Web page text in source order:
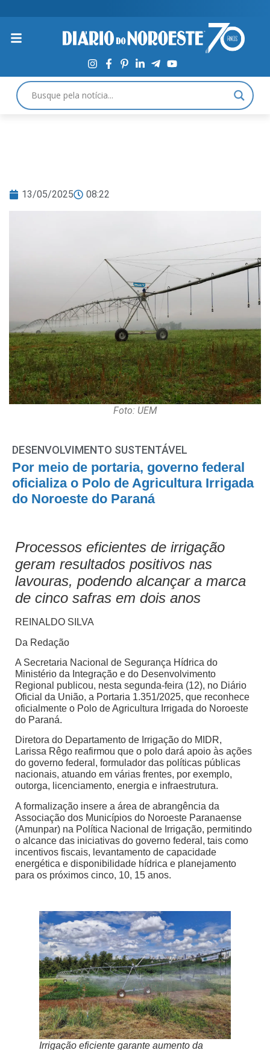
13/05/2025 08:22
Foto: UEM
DESENVOLVIMENTO SUSTENTÁVEL
Por meio de portaria, governo federal
oficializa o Polo de Agricultura Irrigada
do Noroeste do Paraná
Processos eficientes de irrigação
geram resultados positivos nas
lavouras, podendo alcançar a marca
de cinco safras em dois anos
REINALDO SILVA
Da Redação
A Secretaria Nacional de Segurança Hídrica do
Ministério da Integração e do Desenvolvimento
Regional publicou, nesta segunda-feira (12), no Diário
Oficial da União, a Portaria 1.351/2025, que reconhece
oficialmente o Polo de Agricultura Irrigada do Noroeste
do Paraná.
Diretora do Departamento de Irrigação do MIDR,
Larissa Rêgo reafirmou que o polo dará apoio às ações
do governo federal, formulador das políticas públicas
nacionais, atuando em várias frentes, por exemplo,
outorga, licenciamento, energia e infraestrutura.
A formalização insere a área de abrangência da
Associação dos Municípios do Noroeste Paranaense
(Amunpar) na Política Nacional de Irrigação, permitindo
o alcance das iniciativas do governo federal, tais como
incentivos fiscais, levantamento de capacidade
energética e disponibilidade hídrica e planejamento
para os próximos cinco, 10, 15 anos.
Irrigação eficiente garante aumento da